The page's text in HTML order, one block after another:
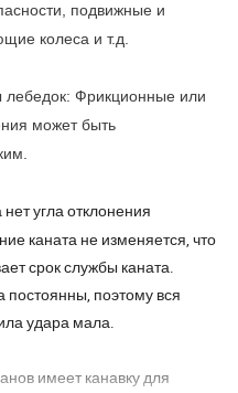
подвижные и
колеса и т.д.
Фрикционные или
может быть
угла отклонения
каната не изменяется, что
срок службы каната.
постоянны, поэтому вся
удара мала.
имеет канавку для